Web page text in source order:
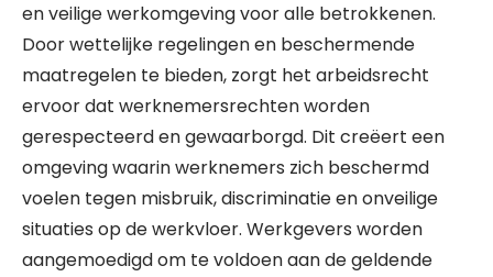
en veilige werkomgeving voor alle betrokkenen.
Door wettelijke regelingen en beschermende
maatregelen te bieden, zorgt het arbeidsrecht
ervoor dat werknemersrechten worden
gerespecteerd en gewaarborgd. Dit creëert een
omgeving waarin werknemers zich beschermd
voelen tegen misbruik, discriminatie en onveilige
situaties op de werkvloer. Werkgevers worden
aangemoedigd om te voldoen aan de geldende